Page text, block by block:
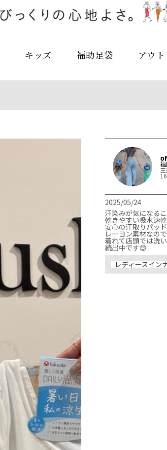
キッズ 福助足袋 アウ
2025/05/24
汗染みが気になるこ
乾きやすい吸水速
安心の汗取りパッ
レーヨン素材なの
着れて店頭では洗
続出中です😌
レディースイン